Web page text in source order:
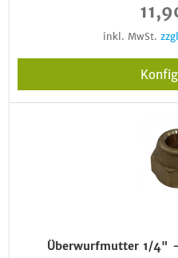
inkl. MwSt.
Überwurfmutter 1/4"